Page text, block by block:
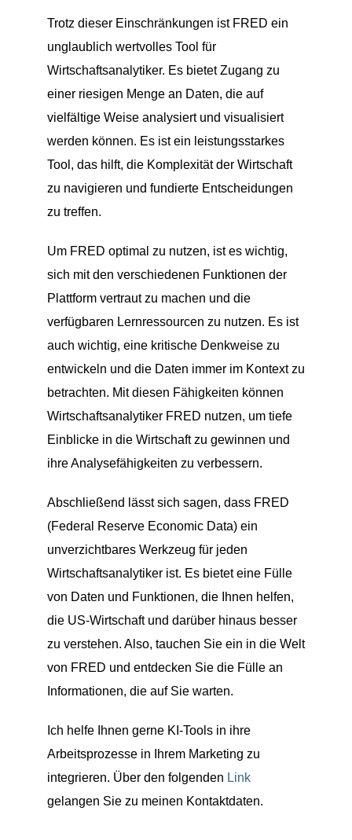
Trotz dieser Einschränkungen ist FRED ein
unglaublich wertvolles Tool für
Wirtschaftsanalytiker. Es bietet Zugang zu
einer riesigen Menge an Daten, die auf
vielfältige Weise analysiert und visualisiert
werden können. Es ist ein leistungsstarkes
Tool, das hilft, die Komplexität der Wirtschaft
zu navigieren und fundierte Entscheidungen
zu treffen.
Um FRED optimal zu nutzen, ist es wichtig,
sich mit den verschiedenen Funktionen der
Plattform vertraut zu machen und die
verfügbaren Lernressourcen zu nutzen. Es ist
auch wichtig, eine kritische Denkweise zu
entwickeln und die Daten immer im Kontext zu
betrachten. Mit diesen Fähigkeiten können
Wirtschaftsanalytiker FRED nutzen, um tiefe
Einblicke in die Wirtschaft zu gewinnen und
ihre Analysefähigkeiten zu verbessern.
Abschließend lässt sich sagen, dass FRED
(Federal Reserve Economic Data) ein
unverzichtbares Werkzeug für jeden
Wirtschaftsanalytiker ist. Es bietet eine Fülle
von Daten und Funktionen, die Ihnen helfen,
die US-Wirtschaft und darüber hinaus besser
zu verstehen. Also, tauchen Sie ein in die Welt
von FRED und entdecken Sie die Fülle an
Informationen, die auf Sie warten.
Ich helfe Ihnen gerne KI-Tools in ihre
Arbeitsprozesse in Ihrem Marketing zu
integrieren. Über den folgenden Link
gelangen Sie zu meinen Kontaktdaten.